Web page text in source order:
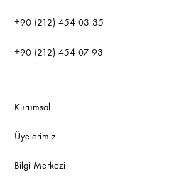
+90 (212) 454 03 35
+90 (212) 454 07 93
Kurumsal
Üyelerimiz
Bilgi Merkezi